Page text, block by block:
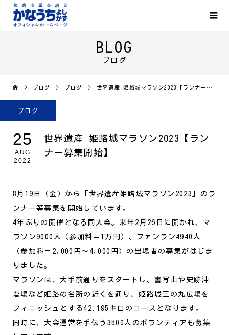
BLOG
ブログ
ブログ ブログ 世界遺産 姫路城マラソン2023【ランナー募集開始】
ブログ
25
AUG
2022
世界遺産 姫路城マラソン2023【ラン
ナー募集開始】
8月19日（金）から「世界遺産姫路城マラソン2023」のラ
ンナー等募集を開始しています。
4年ぶりの開催となる同大会。来年2月26日に開かれ、マ
ラソン9000人（参加料＝1万円）、ファンラン4940人
（参加料＝2,000円～4,000円）の出場者の募集がはじま
りました。
マラソンは、大手前通りをスタートし、書写山や史跡沖
塩場など姫路の名所の近くを通り、姫路城三の丸広場を
フィニッシュとする42.195キロのコースとなります。
同時に、大会運営を手伝う3500人のボランティアも募集